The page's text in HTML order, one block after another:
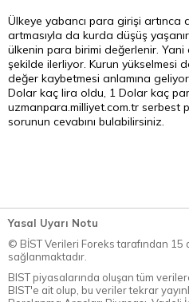
Ülkeye yabancı para girişi artınca
artmasıyla da kurda düşüş
ülkenin para birimi değerlenir. Yani
şekilde ilerliyor. Kurun yükselmesi
değer kaybetmesi anlamına
Dolar kaç lira oldu, 1 Dolar kaç
uzmanpara.milliyet.com.tr serbest
sorunun cevabını bulabilirsiniz.
Yasal Uyarı Notu
© BİST Verileri Foreks tarafından 15
sağlanmaktadır.
BIST piyasalarında oluşan tüm
BIST'e ait olup, bu veriler tekrar